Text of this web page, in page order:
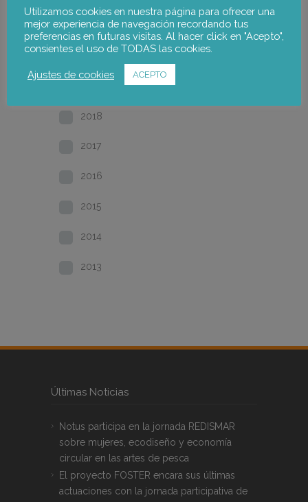
2021
2020
2018
2017
2016
2015
2014
2013
Últimas Noticias
Notus participa en la jornada REDISMAR
sobre mujeres, ecodiseño y economía
circular en las artes de pesca
El proyecto FOSTER encara sus últimas
actuaciones con la jornada participativa de
Utilizamos cookies en nuestra página para ofrecer una
mejor experiencia de navegación recordando tus
preferencias en futuras visitas. Al hacer click en "Acepto",
consientes el uso de TODAS las cookies.
Ajustes de cookies ACEPTO